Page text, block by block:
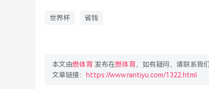
世界杯 省钱
本文由燃体育 发布在燃体育，如有疑问，请联系我们
文章链接：
https://www.rantiyu.com/1322.html